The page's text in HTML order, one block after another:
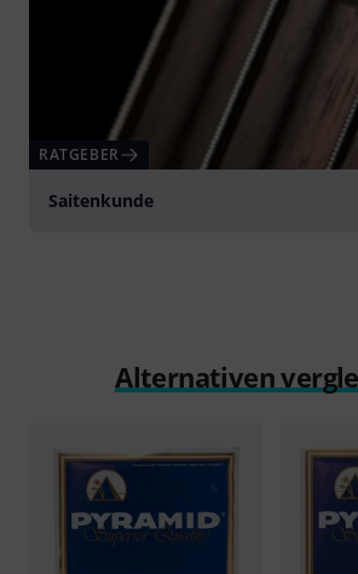
RATGEBER
Saitenkunde
Alternativen